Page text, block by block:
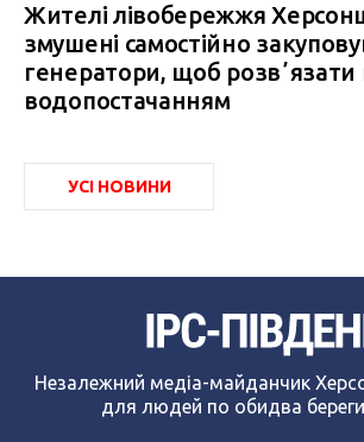
Жителі лівобережжя
змушені самостійно
генератори, щоб розвʼязати
водопостачанням
УСІ НОВИНИ
Незалежний медіа-майданчик
для людей по обидва